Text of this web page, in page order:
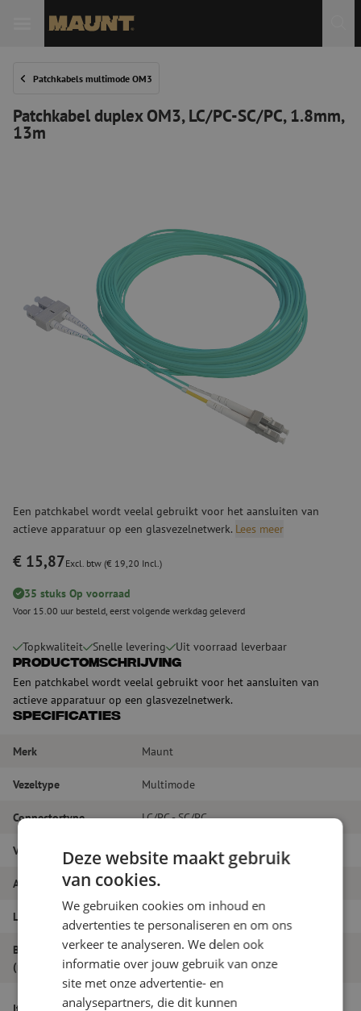
Patchkabels multimode OM3
Patchkabel duplex OM3, LC/PC-SC/PC, 1.8mm,
13m
Een patchkabel wordt veelal gebruikt voor het aansluiten van
actieve apparatuur op een glasvezelnetwerk. Lees meer
€ 15,87Excl. btw (€ 19,20 Incl.)
35 stuks Op voorraad
Voor 15.00 uur besteld, eerst volgende werkdag geleverd
Topkwaliteit Snelle levering Uit voorraad leverbaar
Productomschrijving
Een patchkabel wordt veelal gebruikt voor het aansluiten van
actieve apparatuur op een glasvezelnetwerk.
Specificaties
Merk Maunt
Vezeltype Multimode
Connectortype LC/PC - SC/PC
Vezelsoort OM3
Aantal vezels Duplex
Lengte
Buitendiameter
(mm)
1.8
Patchkabel duplex OM3, LC/PC-SC/PC,
Deze website maakt gebruik
van cookies.
We gebruiken cookies om inhoud en
advertenties te personaliseren en om ons
verkeer te analyseren. We delen ook
informatie over jouw gebruik van onze
site met onze advertentie- en
analysepartners, die dit kunnen